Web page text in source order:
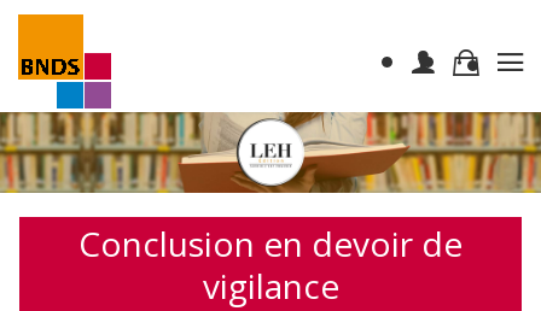
Conclusion en devoir de
vigilance